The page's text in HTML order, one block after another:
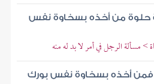
حلوة من أخذه بسخاوة نفس
مسألة الرجل في أمر لا بد له منه
فمن أخذه بسخاوة نفس بورك